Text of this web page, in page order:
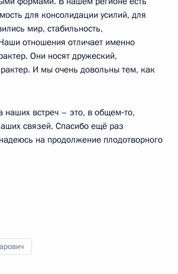
для консолидации усилий, для
мир, стабильность,
отношения отличает именно
Они носят дружеский,
И мы очень довольны тем, как
наших встреч – это, в общем‑то,
связей. Спасибо ещё раз
на продолжение плодотворного